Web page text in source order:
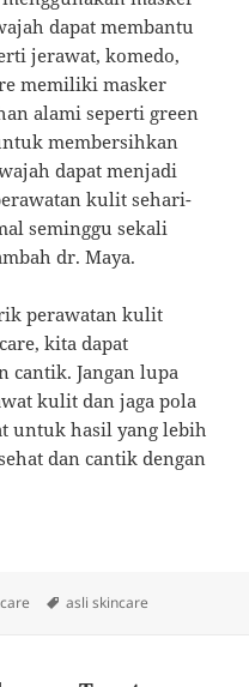
dapat membantu
jerawat, komedo,
memiliki masker
alami seperti green
membersihkan
dapat menjadi
kulit sehari-
seminggu sekali
dr. Maya.
perawatan kulit
kita dapat
cantik. Jangan lupa
kulit dan jaga pola
untuk hasil yang lebih
dan cantik dengan
Tags
asli skincare